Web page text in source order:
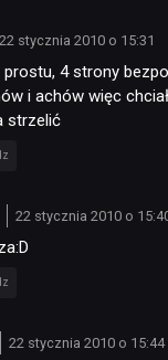
22 stycznia 2010 o 15:31
4 strony
i achów więc
strzelić
22 stycznia 2010 o
22 stycznia 2010 o 15:44